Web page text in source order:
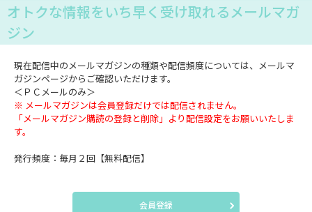
オトクな情報をいち早く受け取れるメールマガ
ジン
現在配信中のメールマガジンの種類や配信頻度については、メールマ
ガジンページからご確認いただけます。
＜ＰＣメールのみ＞
※ メールマガジンは会員登録だけでは配信されません。
「メールマガジン購読の登録と削除」より配信設定をお願いいたしま
す。
発行頻度：毎月２回【無料配信】
会員登録